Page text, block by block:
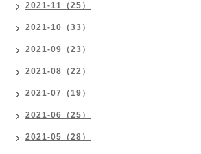
2021-11（25）
2021-10（33）
2021-09（23）
2021-08（22）
2021-07（19）
2021-06（25）
2021-05（28）